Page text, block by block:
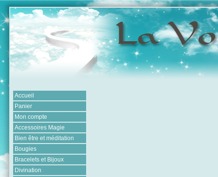
Accueil
Panier
Mon compte
Accessoires Magie
Bien être et méditation
Bougies
Bracelets et Bijoux
Divination